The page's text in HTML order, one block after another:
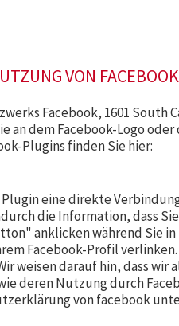
VON
Facebook, 1601 South
an dem Facebook-Logo
Plugins finden Sie hier:
eine direkte
die Information, dass
anklicken während Sie
Facebook-Profil
weisen darauf hin, dass wir
deren Nutzung durch
von facebook